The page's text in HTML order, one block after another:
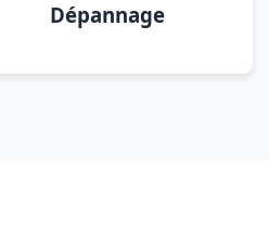
Dépannage